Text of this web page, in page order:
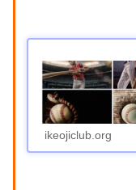
ikeojiclub.org